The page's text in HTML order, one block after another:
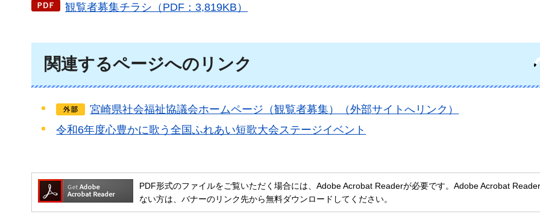
観覧者募集チラシ（PDF：3,819KB）
関連するページへのリンク
宮崎県社会福祉協議会ホームページ（観覧者募集）（外部サイトへリンク）
令和6年度心豊かに歌う全国ふれあい短歌大会ステージイベント
PDF形式のファイルをご覧いただく場合には、Adobe Acrobat Readerが必要です。Adobe Acrobat
ない方は、バナーのリンク先から無料ダウンロードしてください。